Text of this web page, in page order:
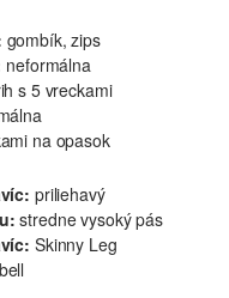
gombík, zips
neformálna
s 5 vreckami
na opasok
priliehavý
stredne vysoký pás
Skinny Leg